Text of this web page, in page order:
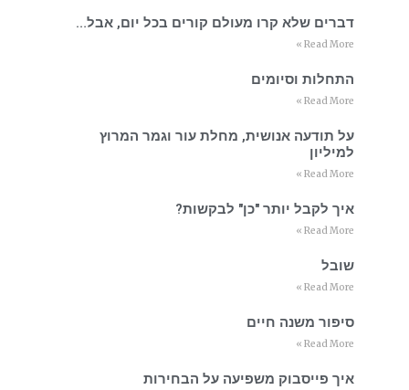
דברים שלא קרו מעולם קורים בכל יום, אבל…
Read More »
התחלות וסיומים
Read More »
על תודעה אנושית, מחלת עור וגמר המרוץ
למיליון
Read More »
איך לקבל יותר "כן" לבקשות?
Read More »
שובל
Read More »
סיפור משנה חיים
Read More »
איך פייסבוק משפיעה על הבחירות